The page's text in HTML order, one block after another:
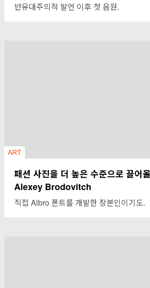
반유대주의적 발언 이후 첫 음원.
ART
패션 사진을 더 높은 수준으로 끌어
Alexey Brodovitch
직접 Albro 폰트를 개발한 장본인이기도.